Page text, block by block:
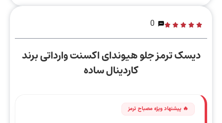
0
دیسک ترمز جلو هیوندای اکسنت وارداتی برند
کاردینال ساده